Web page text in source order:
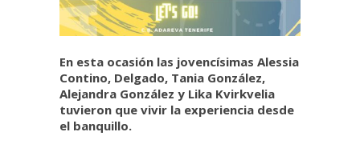
En esta ocasión las jovencísimas Alessia
Contino, Delgado, Tania González,
Alejandra González y Lika Kvirkvelia
tuvieron que vivir la experiencia desde
el banquillo.